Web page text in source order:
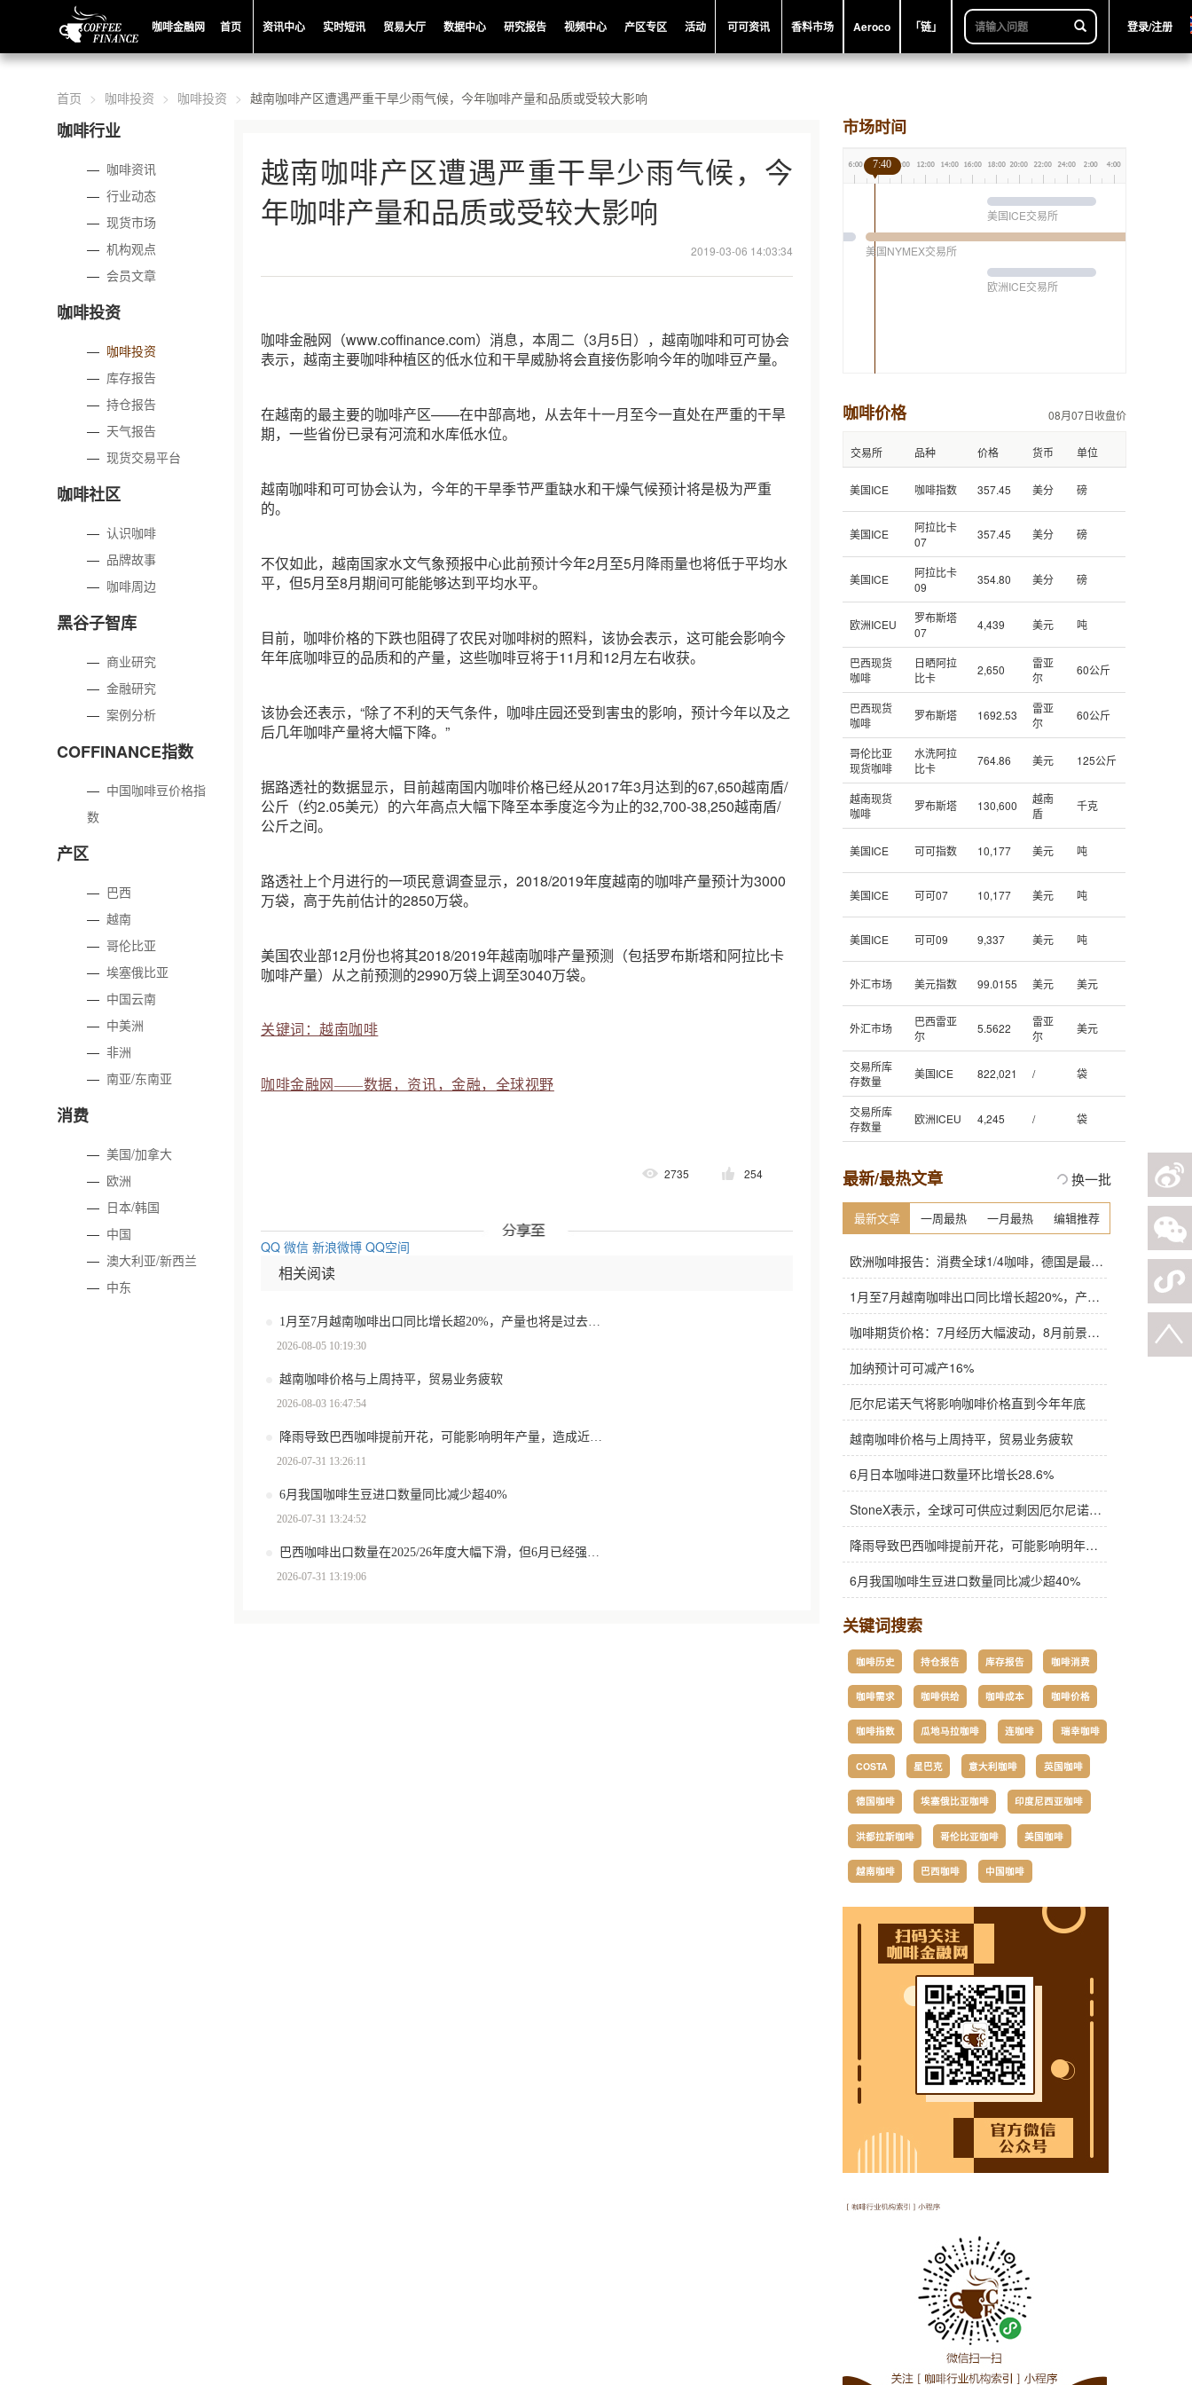
咖啡金融网 首页 资讯中心 实时短讯 贸易大厅 数据中心 研究报告 视频中心 产区专区 活动 可可资讯 香料市场 Aeroco 「链」 登录/注册
首页 咖啡投资 咖啡投资 越南咖啡产区遭遇严重干旱少雨气候，今年咖啡产量和品质或受较大影响
咖啡行业
— 咖啡资讯
—行业动态
—现货市场
—机构观点
—会员文章
咖啡投资
— 咖啡投资
— 库存报告
—持仓报告
— 天气报告
—现货交易平台
咖啡社区
—认识咖啡
— 品牌故事
— 咖啡周边
黑谷子智库
— 商业研究
—金融研究
—案例分析
COFFINANCE指数
— 中国咖啡豆价格指
数
产区
— 巴西
—越南
—哥伦比亚
—埃塞俄比亚
— 中国云南
— 中美洲
—非洲
—南亚/东南亚
消费
—美国/加拿大
— 欧洲
— 日本/韩国
— 中国
— 澳大利亚/新西兰
— 中东
越南咖啡产区遭遇严重干旱少雨气候，今
年咖啡产量和品质或受较大影响
2019-03-06 14:03:34
咖啡金融网（www.coffinance.com）消息，本周二（3月5日），越南咖啡和可可协会
表示，越南主要咖啡种植区的低水位和干旱威胁将会直接伤影响今年的咖啡豆产量。
在越南的最主要的咖啡产区——在中部高地，从去年十一月至今一直处在严重的干旱
期，一些省份已录有河流和水库低水位。
越南咖啡和可可协会认为，今年的干旱季节严重缺水和干燥气候预计将是极为严重
的。
不仅如此，越南国家水文气象预报中心此前预计今年2月至5月降雨量也将低于平均水
平，但5月至8月期间可能能够达到平均水平。
目前，咖啡价格的下跌也阻碍了农民对咖啡树的照料，该协会表示，这可能会影响今
年年底咖啡豆的品质和的产量，这些咖啡豆将于11月和12月左右收获。
该协会还表示，“除了不利的天气条件，咖啡庄园还受到害虫的影响，预计今年以及之
后几年咖啡产量将大幅下降。”
据路透社的数据显示，目前越南国内咖啡价格已经从2017年3月达到的67,650越南盾/
公斤（约2.05美元）的六年高点大幅下降至本季度迄今为止的32,700-38,250越南盾/
公斤之间。
路透社上个月进行的一项民意调查显示，2018/2019年度越南的咖啡产量预计为3000
万袋，高于先前估计的2850万袋。
美国农业部12月份也将其2018/2019年越南咖啡产量预测（包括罗布斯塔和阿拉比卡
咖啡产量）从之前预测的2990万袋上调至3040万袋。
关键词：越南咖啡
咖啡金融网——数据，资讯，金融，全球视野
2735 254
QQ 微信 新浪微博 QQ空间
相关阅读
2026-08-05 10:19:30
越南咖啡价格与上周持平，贸易业务疲软
2026-08-03 16:47:54
2026-07-31 13:26:11
6月我国咖啡生豆进口数量同比减少超40%
2026-07-31 13:24:52
2026-07-31 13:19:06
市场时间
美国ICE交易所
美国NYMEX交易所
欧洲ICE交易所
7:40
咖啡价格 08月07日收盘价
交易所 品种 价格 货币 单位
美国ICE 咖啡指数 357.45 美分 磅
美国ICE
阿拉比卡
07
357.45 美分 磅
美国ICE
阿拉比卡
09
354.80 美分 磅
欧洲ICEU
罗布斯塔
07
4,439 美元 吨
巴西现货
咖啡
日晒阿拉
比卡
2,650
雷亚
尔
60公斤
巴西现货
咖啡
罗布斯塔 1692.53
雷亚
尔
60公斤
哥伦比亚
现货咖啡
水洗阿拉
比卡
764.86 美元 125公斤
越南现货
咖啡
罗布斯塔 130,600
越南
盾
千克
美国ICE 可可指数 10,177 美元 吨
美国ICE 可可07 10,177 美元 吨
美国ICE 可可09 9,337 美元 吨
外汇市场 美元指数 99.0155 美元 美元
外汇市场
巴西雷亚
尔
5.5622
雷亚
尔
美元
交易所库
存数量
美国ICE 822,021 / 袋
交易所库
存数量
欧洲ICEU 4,245 / 袋
最新/最热文章 换一批
最新文章 一周最热 一月最热 编辑推荐
欧洲咖啡报告：消费全球1/4咖啡，德国是最大进口国，意大利在烘焙咖啡生产中领先
1月至7月越南咖啡出口同比增长超20%，产量也将是过去四年来最高
咖啡期货价格：7月经历大幅波动，8月前景依旧不明朗
加纳预计可可减产16%
厄尔尼诺天气将影响咖啡价格直到今年年底
越南咖啡价格与上周持平，贸易业务疲软
6月日本咖啡进口数量环比增长28.6%
StoneX表示，全球可可供应过剩因厄尔尼诺而萎缩
降雨导致巴西咖啡提前开花，可能影响明年产量，造成近期价格波动极不稳定
6月我国咖啡生豆进口数量同比减少超40%
关键词搜索
咖啡历史 持仓报告 库存报告 咖啡消费
咖啡需求 咖啡供给 咖啡成本 咖啡价格
咖啡指数 瓜地马拉咖啡 连咖啡 瑞幸咖啡
COSTA 星巴克 意大利咖啡 英国咖啡
德国咖啡 埃塞俄比亚咖啡 印度尼西亚咖啡
洪都拉斯咖啡 哥伦比亚咖啡 美国咖啡
越南咖啡 巴西咖啡 中国咖啡